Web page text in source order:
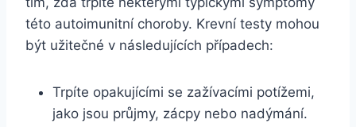
této autoimunitní choroby. Krevní testy mohou
být užitečné v následujících případech:
Trpíte opakujícími se zažívacími potížemi,
jako jsou průjmy, zácpy nebo nadýmání.